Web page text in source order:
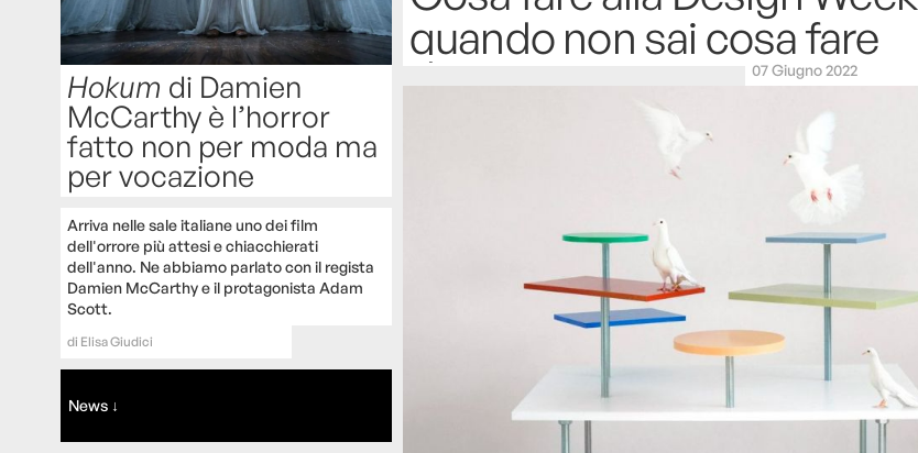
Hokum di Damien
McCarthy è l’horror
fatto non per moda ma
per vocazione
Arriva nelle sale italiane uno dei film
dell'orrore più attesi e chiacchierati
dell'anno. Ne abbiamo parlato con il regista
Damien McCarthy e il protagonista Adam
Scott.
di Elisa Giudici
News ↓
quando non sai cosa fare
07 Giugno 2022